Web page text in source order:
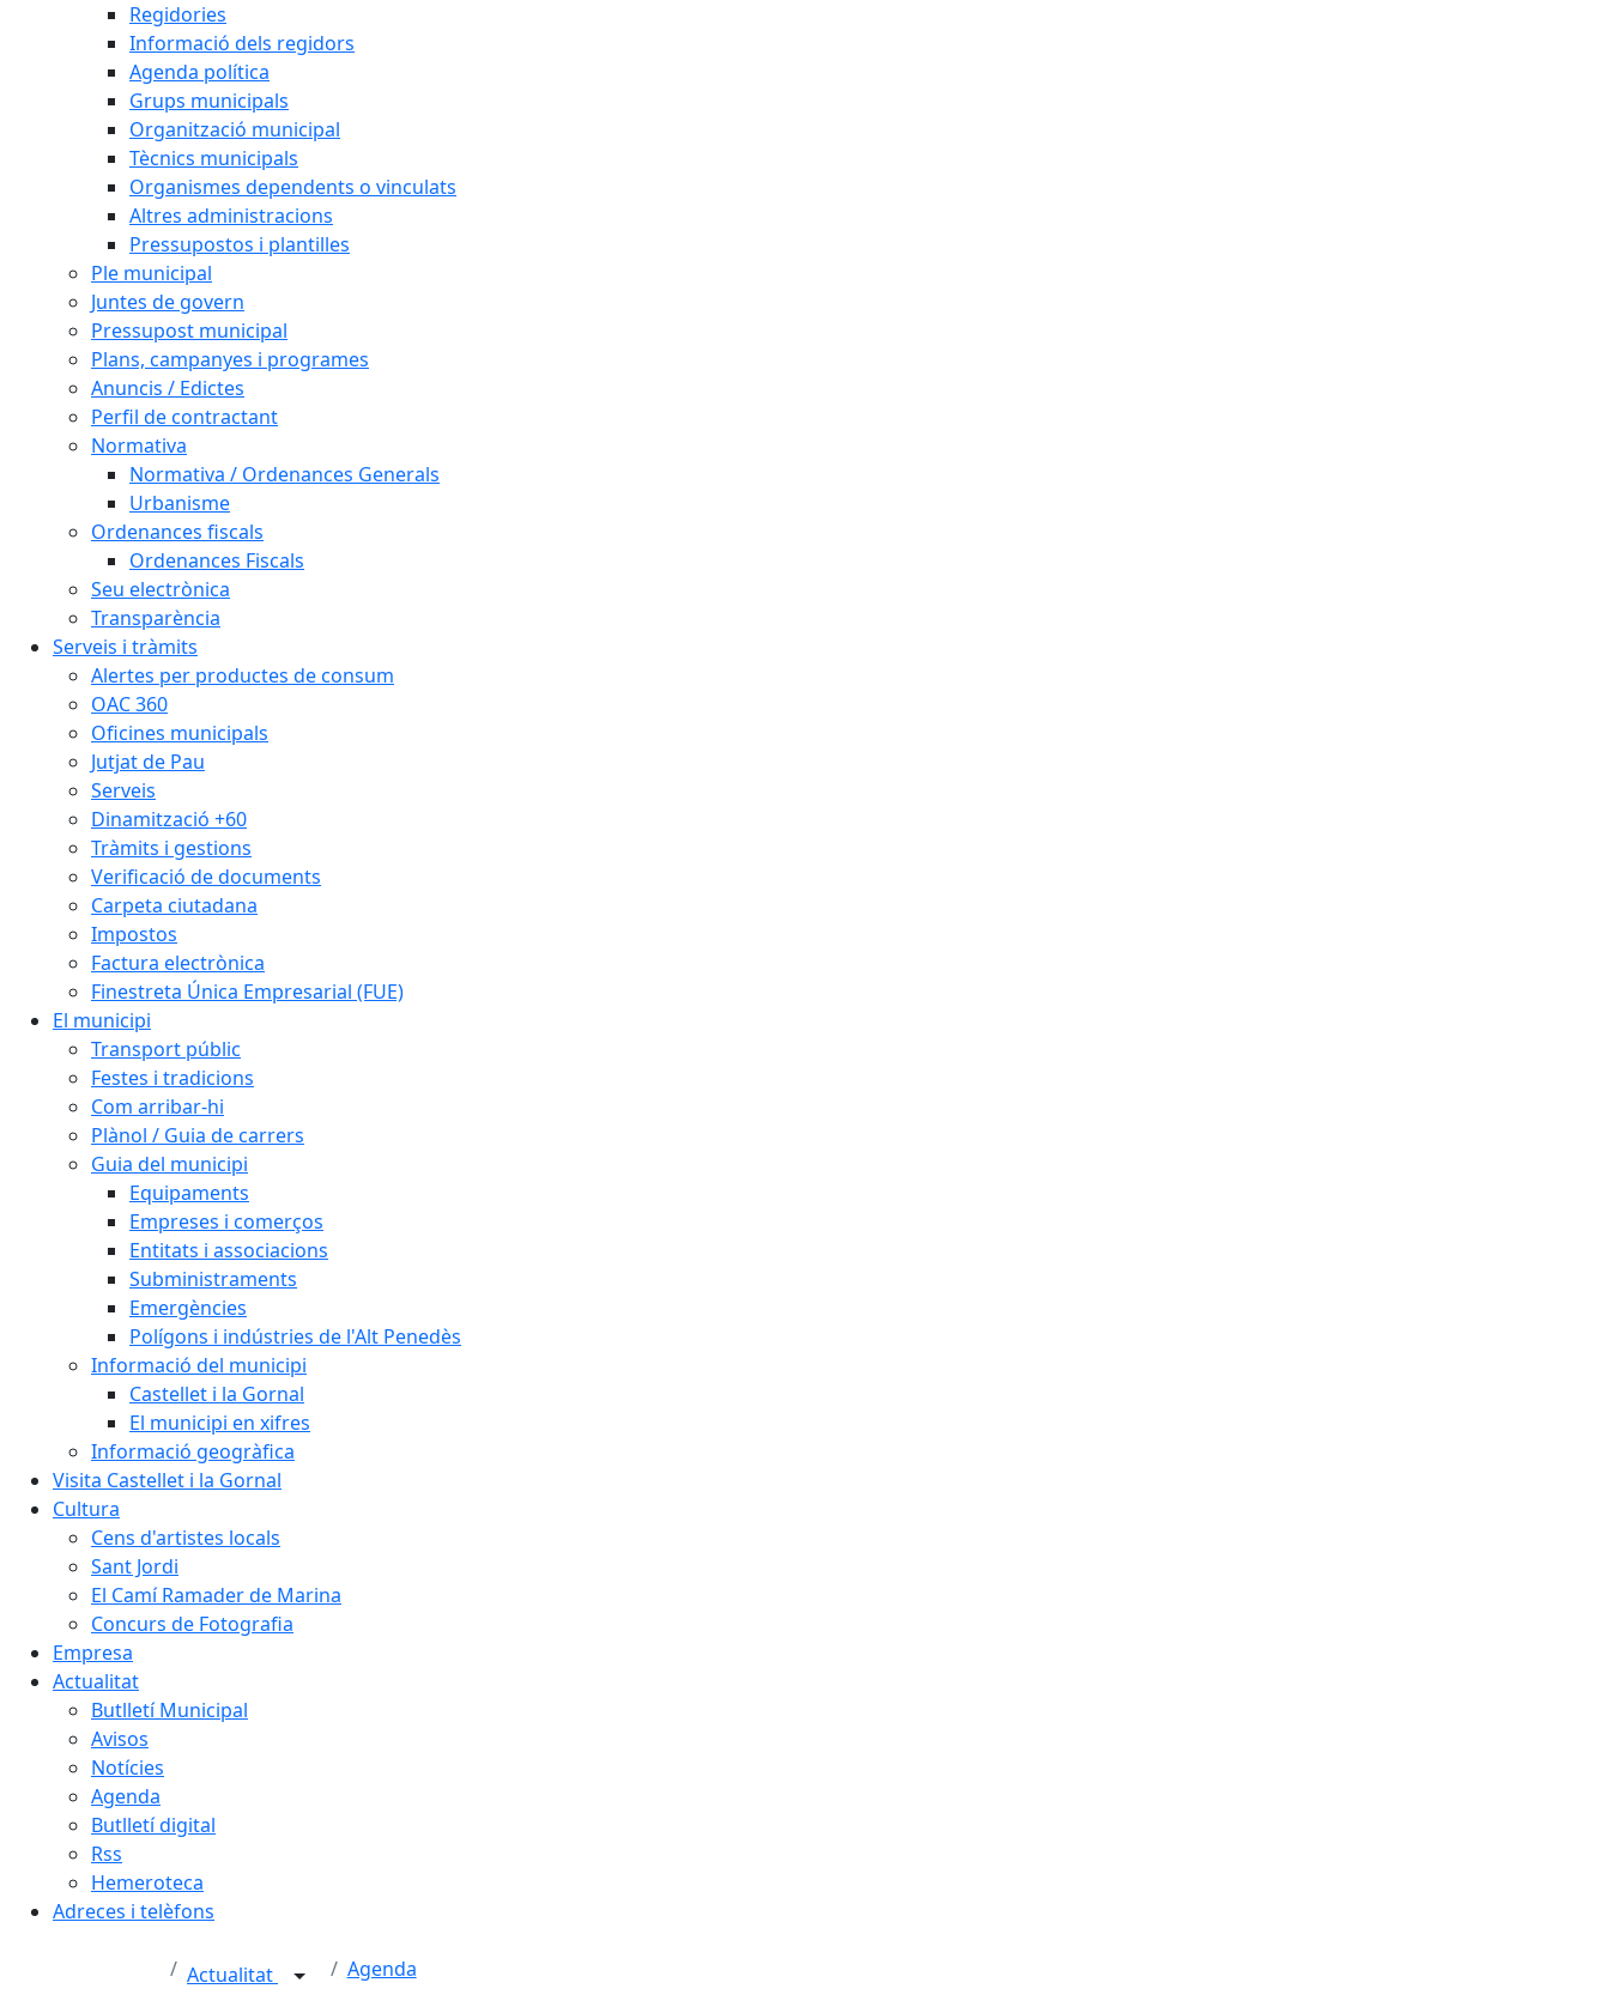
Regidories
Informació dels regidors
Agenda política
Grups municipals
Organització municipal
Tècnics municipals
Organismes dependents o vinculats
Altres administracions
Pressupostos i plantilles
Ple municipal
Juntes de govern
Pressupost municipal
Plans, campanyes i programes
Anuncis / Edictes
Perfil de contractant
Normativa
Normativa / Ordenances Generals
Urbanisme
Ordenances fiscals
Ordenances Fiscals
Seu electrònica
Transparència
Serveis i tràmits
Alertes per productes de consum
OAC 360
Oficines municipals
Jutjat de Pau
Serveis
Dinamització +60
Tràmits i gestions
Verificació de documents
Carpeta ciutadana
Impostos
Factura electrònica
Finestreta Única Empresarial (FUE)
El municipi
Transport públic
Festes i tradicions
Com arribar-hi
Plànol / Guia de carrers
Guia del municipi
Equipaments
Empreses i comerços
Entitats i associacions
Subministraments
Emergències
Polígons i indústries de l'Alt Penedès
Informació del municipi
Castellet i la Gornal
El municipi en xifres
Informació geogràfica
Visita Castellet i la Gornal
Cultura
Cens d'artistes locals
Sant Jordi
El Camí Ramader de Marina
Concurs de Fotografia
Empresa
Actualitat
Butlletí Municipal
Avisos
Notícies
Agenda
Butlletí digital
Rss
Hemeroteca
Adreces i telèfons
Actualitat Agenda